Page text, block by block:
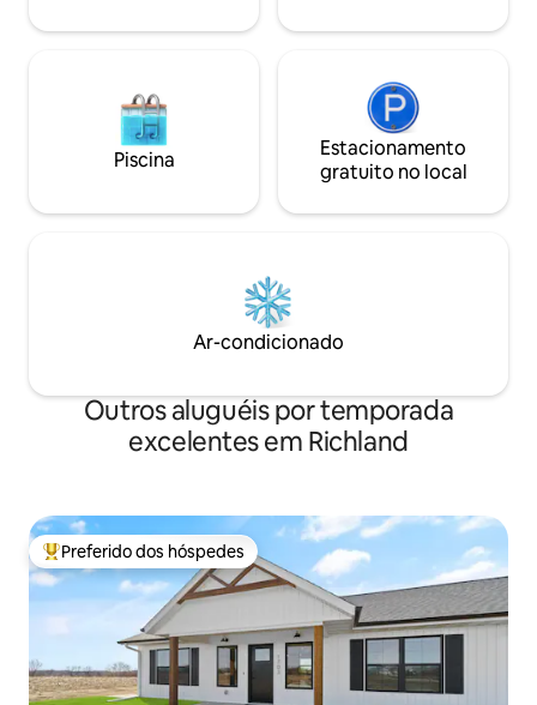
Piscina
Estacionamento
gratuito no local
Ar-condicionado
Outros aluguéis por temporada
excelentes em Richland
Entre os melhores preferidos dos hóspedes
Preferido dos hóspedes